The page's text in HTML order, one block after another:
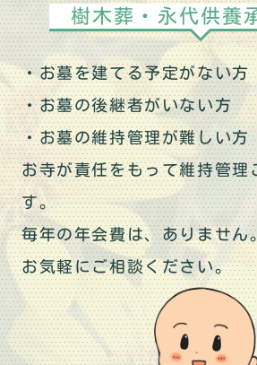
樹木葬・永代供養
・お墓を建てる予定がない方
・お墓の後継者がいない方
・お墓の維持管理が難しい方
お寺が責任をもって維持管理
す。
毎年の年会費は、ありません
お気軽にご相談ください。